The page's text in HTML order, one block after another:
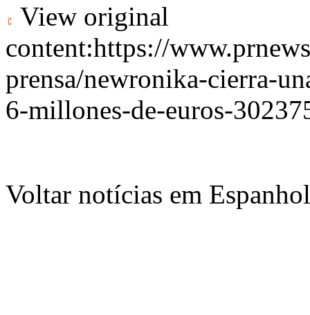
View original
content:https://
prensa/newronika-cierra-
6-millones-de-euros-
Voltar notícias em Espanhol